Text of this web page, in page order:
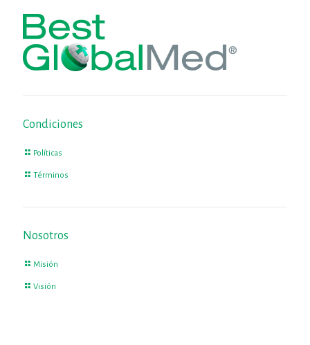
Condiciones
Políticas
Términos
Nosotros
Misión
Visión